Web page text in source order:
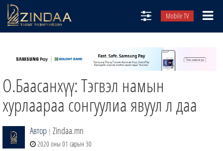
Mobile TV
ТВ8
ӨГЛӨӨНИЙ СОНИН
ЗИНДАА СЭТГҮҮЛ
О.Баасанхүү: Тэгвэл намын
хурлаараа сонгуулиа явуул л даа
Автор | Zindaa.mn
2020 оны 01 сарын 30